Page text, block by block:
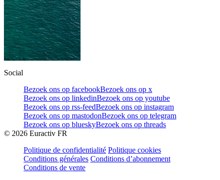
Social
Bezoek ons op facebookBezoek ons op x
Bezoek ons op linkedinBezoek ons op youtube
Bezoek ons op rss-feedBezoek ons op instagram
Bezoek ons op mastodonBezoek ons op telegram
Bezoek ons op blueskyBezoek ons op threads
© 2026 Euractiv FR
Politique de confidentialité Politique cookies
Conditions générales Conditions d’abonnement
Conditions de vente